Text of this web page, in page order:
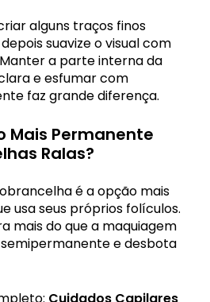
alguns traços finos
suavize o visual com
a parte interna da
e esfumar com
faz grande diferença.
Mais Permanente
Ralas?
é a opção mais
usa seus próprios folículos.
mais do que a maquiagem
e desbota